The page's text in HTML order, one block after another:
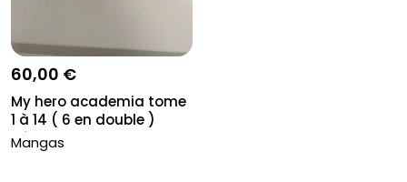
60,00 €
My hero academia tome
1 à 14 ( 6 en double )
très...
Mangas